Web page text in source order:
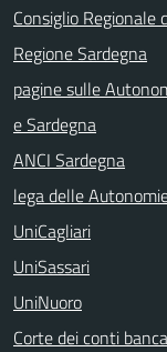
Consiglio Regionale
Regione Sardegna
pagine sulle
e Sardegna
ANCI Sardegna
lega delle
UniCagliari
UniSassari
UniNuoro
Corte dei conti